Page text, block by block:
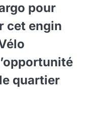
pour
cet engin
quartier